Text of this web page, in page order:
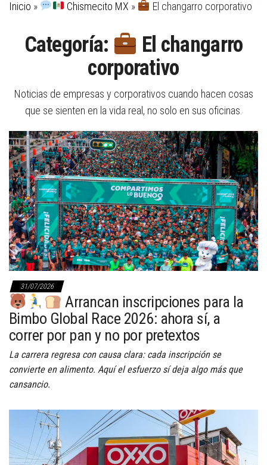
Inicio » Chismecito MX » El changarro corporativo
Categoría:
El changarro
corporativo
Noticias de empresas y corporativos cuando hacen cosas
que se sienten en la vida real, no solo en sus oficinas.
31/07/2026
Arrancan inscripciones para la
Bimbo Global Race 2026: ahora sí, a
correr por pan y no por pretextos
La carrera regresa con causa clara: cada inscripción se
convierte en alimento. Aquí el esfuerzo sí deja algo más que
cansancio.